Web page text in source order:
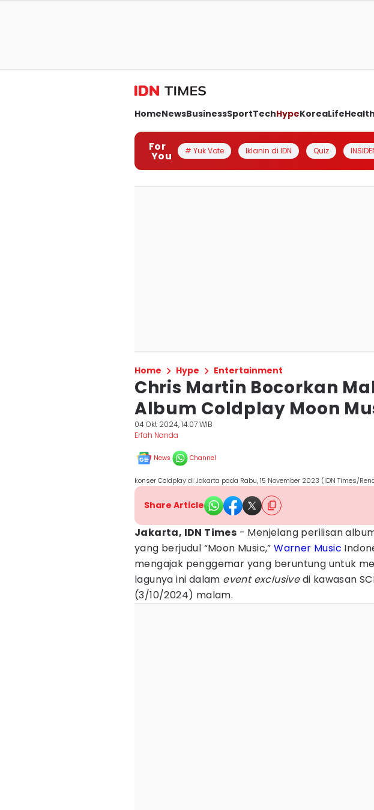
HomeNewsBusinessSportTechHypeKoreaLifeHealth
For
You # Yuk Vote Iklanin di IDN Quiz
Home Hype Entertainment
Chris Martin Bocorkan
Album Coldplay Moon
04 Okt 2024, 14:07 WIB
Erfah Nanda
News Channel
konser Coldplay di Jakarta pada Rabu, 15 November 2023 (IDN Times/
Share Article
Jakarta, IDN Times - Menjelang perilisan
yang berjudul “Moon Music,”Warner Music
mengajak penggemar yang beruntung untuk
lagunya ini dalam event exclusivedi kawasan
(3/10/2024) malam.